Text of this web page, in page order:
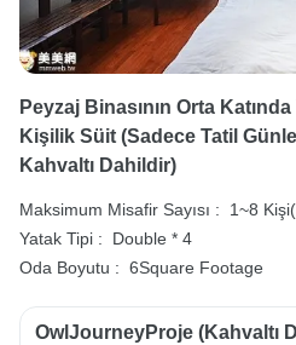
Peyzaj Binasının Orta
Kişilik Süit (sadece Tatil
Kahvaltı Dahildir)
Maksimum Misafir Sayısı :
1~8
Yatak Tipi :
Double * 4
Oda Boyutu : 6Square Footage
OwlJourneyProje (Kahvaltı